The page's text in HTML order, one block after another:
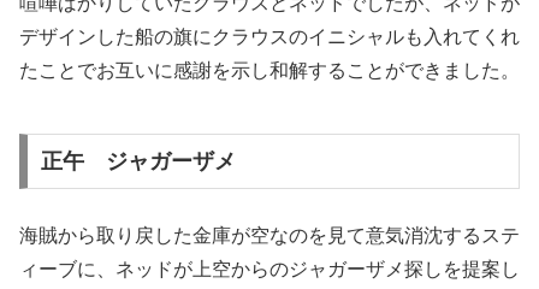
デザインした船の旗にクラウスのイニシャルも入れてくれ
たことでお互いに感謝を示し和解することができました。
正午 ジャガーザメ
海賊から取り戻した金庫が空なのを見て意気消沈するステ
ィーブに、ネッドが上空からのジャガーザメ探しを提案し